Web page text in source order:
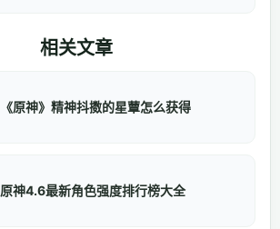
相关文章
《原神》精神抖擞的星蕈怎么获得
原神4.6最新角色强度排行榜大全